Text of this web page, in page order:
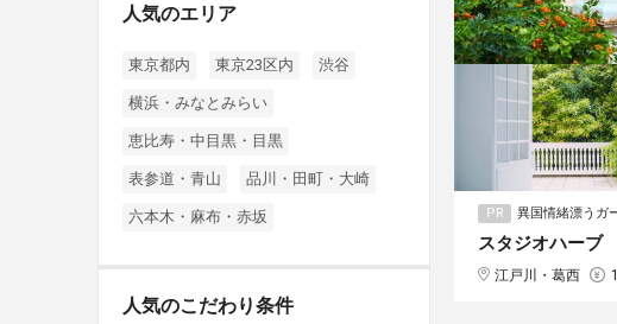
PR 異国情緒漂うガ
スタジオハーブ
江戸川・葛西
人気のエリア
東京都内 東京23区内 渋谷
横浜・みなとみらい
恵比寿・中目黒・目黒
表参道・青山 品川・田町・大崎
六本木・麻布・赤坂
人気のこだわり条件